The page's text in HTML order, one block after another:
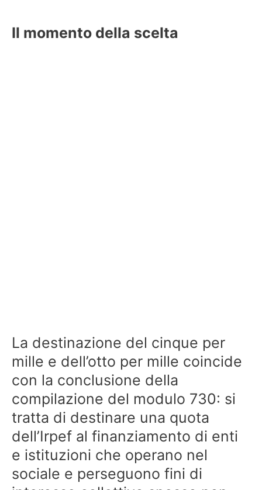
Il momento della scelta
La destinazione del cinque per
mille e dell’otto per mille coincide
con la conclusione della
compilazione del modulo 730: si
tratta di destinare una quota
dell’Irpef al finanziamento di enti
e istituzioni che operano nel
sociale e perseguono fini di